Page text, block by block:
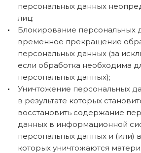
персональных данных
лиц;
Блокирование персональных
временное прекращение
персональных данных (за
если обработка необходима
персональных данных);
Уничтожение персональных
в результате которых
восстановить содержание
данных в информационной
персональных данных и (или) в
которых уничтожаются